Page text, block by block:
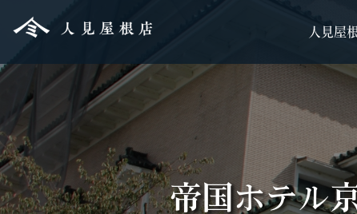
人見屋
帝国ホテル